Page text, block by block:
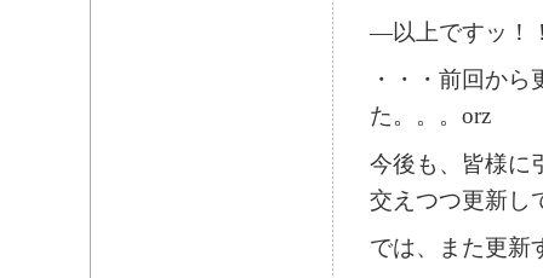
―以上ですッ！
・・・前回か
た。。。orz
今後も、皆様に
交えつつ更新し
では、また更新